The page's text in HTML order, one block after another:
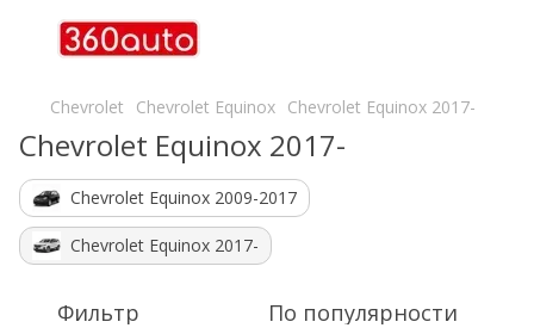
Chevrolet Chevrolet Equinox Chevrolet Equinox 2017-
Chevrolet Equinox 2017-
Chevrolet Equinox 2009-2017
Chevrolet Equinox 2017-
Фильтр По популярности